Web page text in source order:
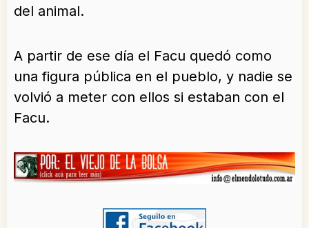
del animal.
A partir de ese día el Facu quedó como
una figura pública en el pueblo, y nadie se
volvió a meter con ellos si estaban con el
Facu.